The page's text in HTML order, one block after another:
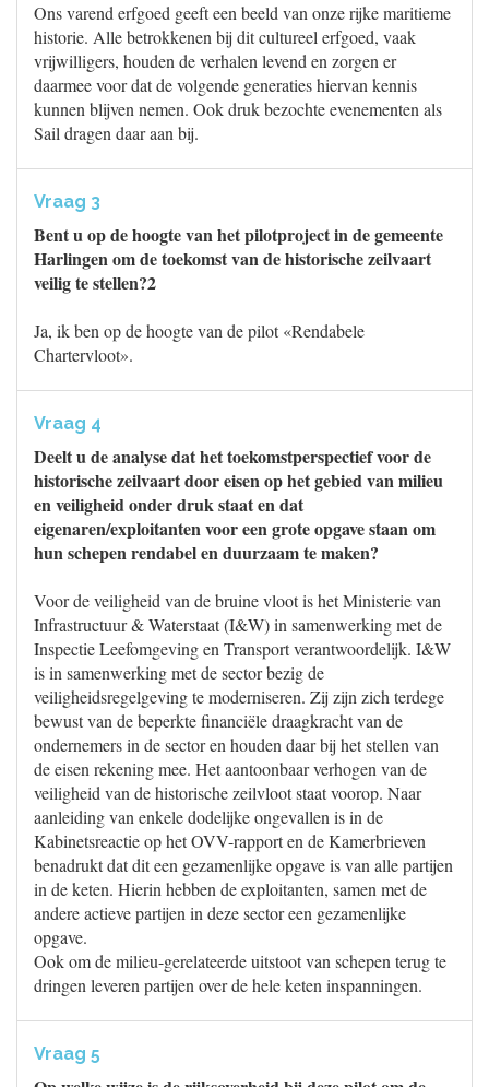
Ons varend erfgoed geeft een beeld van onze rijke maritieme
historie. Alle betrokkenen bij dit cultureel erfgoed, vaak
vrijwilligers, houden de verhalen levend en zorgen er
daarmee voor dat de volgende generaties hiervan kennis
kunnen blijven nemen. Ook druk bezochte evenementen als
Sail dragen daar aan bij.
Vraag 3
Bent u op de hoogte van het pilotproject in de gemeente
Harlingen om de toekomst van de historische zeilvaart
veilig te stellen?2
Ja, ik ben op de hoogte van de pilot «Rendabele
Chartervloot».
Vraag 4
Deelt u de analyse dat het toekomstperspectief voor de
historische zeilvaart door eisen op het gebied van milieu
en veiligheid onder druk staat en dat
eigenaren/exploitanten voor een grote opgave staan om
hun schepen rendabel en duurzaam te maken?
Voor de veiligheid van de bruine vloot is het Ministerie van
Infrastructuur & Waterstaat (I&W) in samenwerking met de
Inspectie Leefomgeving en Transport verantwoordelijk. I&W
is in samenwerking met de sector bezig de
veiligheidsregelgeving te moderniseren. Zij zijn zich terdege
bewust van de beperkte financiële draagkracht van de
ondernemers in de sector en houden daar bij het stellen van
de eisen rekening mee. Het aantoonbaar verhogen van de
veiligheid van de historische zeilvloot staat voorop. Naar
aanleiding van enkele dodelijke ongevallen is in de
Kabinetsreactie op het OVV-rapport en de Kamerbrieven
benadrukt dat dit een gezamenlijke opgave is van alle partijen
in de keten. Hierin hebben de exploitanten, samen met de
andere actieve partijen in deze sector een gezamenlijke
opgave.
Ook om de milieu-gerelateerde uitstoot van schepen terug te
dringen leveren partijen over de hele keten inspanningen.
Vraag 5